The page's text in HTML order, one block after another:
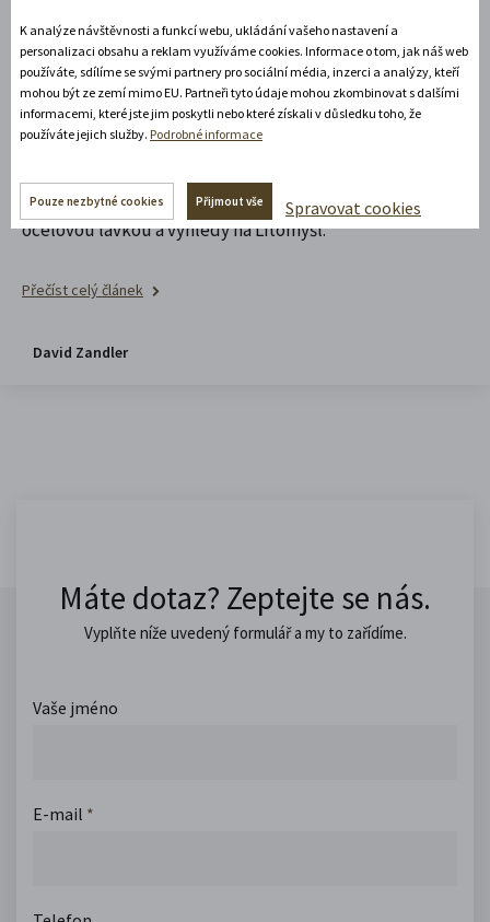
Znovuzrozený chrám Nalezení sv.
Kříže
Příběh piaristického chrámu Nalezení sv. Kříže je
Přijďte objevit prostor, kde se barokní architektura
potkává se současným uměním, světelnými instalacemi,
ocelovou lávkou a výhledy na Litomyšl.
Přečíst celý článek
David Zandler
Máte dotaz? Zeptejte se nás.
Vyplňte níže uvedený formulář a my to zařídíme.
Vaše jméno
E-mail *
K analýze návštěvnosti a funkcí webu, ukládání vašeho nastavení a
personalizaci obsahu a reklam využíváme cookies. Informace o tom, jak náš web
používáte, sdílíme se svými partnery pro sociální média, inzerci a analýzy, kteří
mohou být ze zemí mimo EU. Partneři tyto údaje mohou zkombinovat s dalšími
informacemi, které jste jim poskytli nebo které získali v důsledku toho, že
používáte jejich služby. Podrobné informace
Pouze nezbytné cookies Přijmout vše Spravovat cookies